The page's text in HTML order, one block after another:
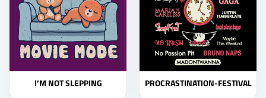
I’M NOT SLEPPING PROCRASTINATION-FESTIVAL